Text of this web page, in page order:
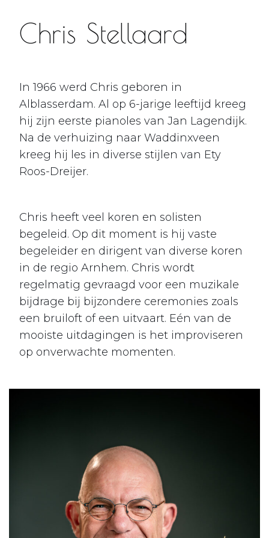
Chris Stellaard
In 1966 werd Chris geboren in
Alblasserdam. Al op 6-jarige leeftijd kreeg
hij zijn eerste pianoles van Jan Lagendijk.
Na de verhuizing naar Waddinxveen
kreeg hij les in diverse stijlen van Ety
Roos-Dreijer.
Chris heeft veel koren en solisten
begeleid. Op dit moment is hij vaste
begeleider en dirigent van diverse koren
in de regio Arnhem. Chris wordt
regelmatig gevraagd voor een muzikale
bijdrage bij bijzondere ceremonies zoals
een bruiloft of een uitvaart. Eén van de
mooiste uitdagingen is het improviseren
op onverwachte momenten.